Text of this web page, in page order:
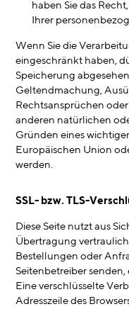
haben Sie das
Ihrer
Wenn Sie die
eingeschränkt haben,
Speicherung
Geltendmachung,
Rechtsansprüchen
anderen natürlichen
Gründen eines
Europäischen Union
werden.
SSL- bzw. TLS-
Diese Seite nutzt aus
Übertragung
Bestellungen oder
Seitenbetreiber senden,
Eine verschlüsselte
Adresszeile des